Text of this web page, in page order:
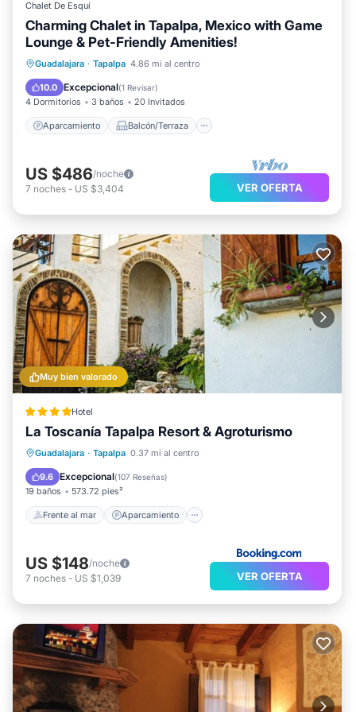
Chalet De Esquí
Charming Chalet in Tapalpa, Mexico with Game
Lounge & Pet-Friendly Amenities!
Guadalajara · Tapalpa 4.86 mi al centro
10.0 Excepcional(1 Revisar)
4 Dormitorios 3 baños 20 Invitados
Aparcamiento Balcón/Terraza
Aparcamiento
Balcón/Terraza
Cocina
Internet
US $486/noche
7 noches - US $3,404 VER OFERTA
Muy bien valorado
Hotel
La Toscanía Tapalpa Resort & Agroturismo
Guadalajara · Tapalpa 0.37 mi al centro
9.6 Excepcional(107 Reseñas)
19 baños 573.72 pies²
Frente al mar Aparcamiento
Frente al mar Aparcamiento
Vista al mar
US $148/noche
7 noches - US $1,039 VER OFERTA